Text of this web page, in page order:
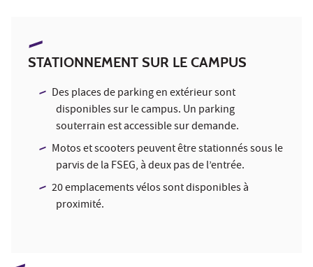
STATIONNEMENT SUR LE CAMPUS
Des places de parking en extérieur sont
disponibles sur le campus. Un parking
souterrain est accessible sur demande.
Motos et scooters peuvent être stationnés sous le
parvis de la FSEG, à deux pas de l’entrée.
20 emplacements vélos sont disponibles à
proximité.